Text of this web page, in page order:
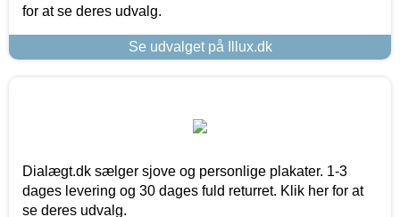
for at se deres udvalg.
Se udvalget på Illux.dk
Dialægt.dk sælger sjove og personlige plakater. 1-3
dages levering og 30 dages fuld returret. Klik her for at
se deres udvalg.